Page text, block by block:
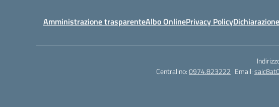
Amministrazione trasparenteAlbo OnlinePrivacy Policy
Centralino:0974.823222 Email: